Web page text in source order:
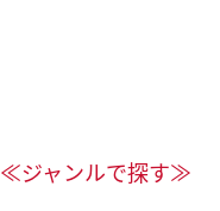
≪ジャンルで探す≫